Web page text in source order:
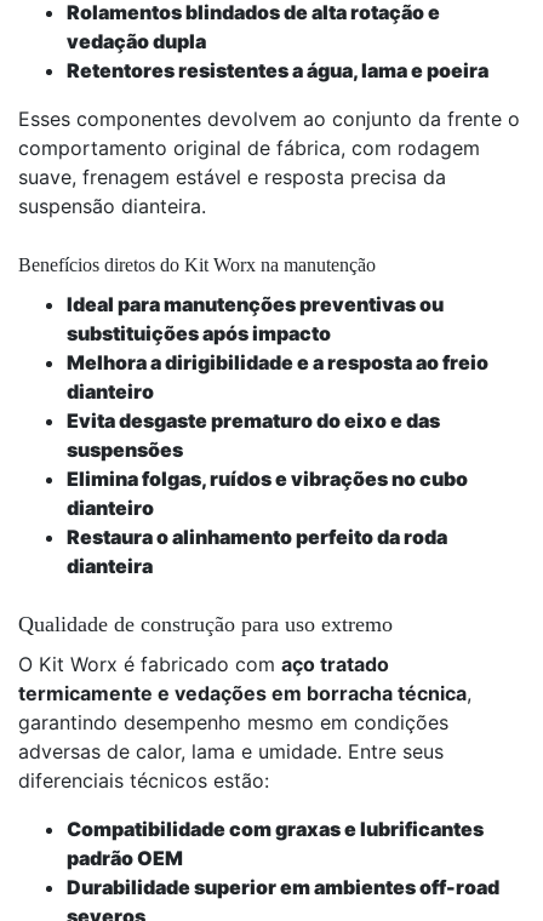
Rolamentos blindados de alta rotação e
vedação dupla
Retentores resistentes a água, lama e poeira
Esses componentes devolvem ao conjunto da frente o
comportamento original de fábrica, com rodagem
suave, frenagem estável e resposta precisa da
suspensão dianteira.
Benefícios diretos do Kit Worx na manutenção
Ideal para manutenções preventivas ou
substituições após impacto
Melhora a dirigibilidade e a resposta ao freio
dianteiro
Evita desgaste prematuro do eixo e das
suspensões
Elimina folgas, ruídos e vibrações no cubo
dianteiro
Restaura o alinhamento perfeito da roda
dianteira
Qualidade de construção para uso extremo
O Kit Worx é fabricado com aço tratado
termicamente e vedações em borracha técnica,
garantindo desempenho mesmo em condições
adversas de calor, lama e umidade. Entre seus
diferenciais técnicos estão:
Compatibilidade com graxas e lubrificantes
padrão OEM
Durabilidade superior em ambientes off-road
severos